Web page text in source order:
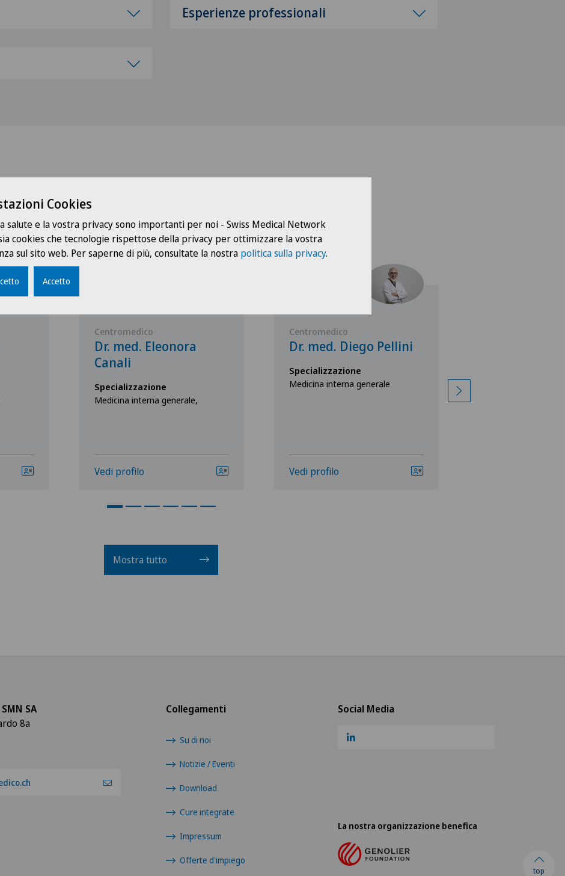
Esperienze professionali
Dottori con questa specialità
Centromedico
Dr. med. Eleonora
Canali
Specializzazione
Medicina interna generale,
Vedi profilo
Centromedico
Dr. med. Diego Pellini
Specializzazione
Medicina interna generale
Vedi profilo
Mostra tutto
Social Media
Collegamenti
Su di noi
Notizie / Eventi
Download
Cure integrate
Impressum
Offerte d'impiego
SA
8a
La nostra organizzazione benefica
top
Cookies
salute e la vostra privacy sono importanti per noi - Swiss Medical Network
cookies che tecnologie rispettose della privacy per ottimizzare la vostra
sul sito web. Per saperne di più, consultate la nostra politica sulla privacy.
Accetto